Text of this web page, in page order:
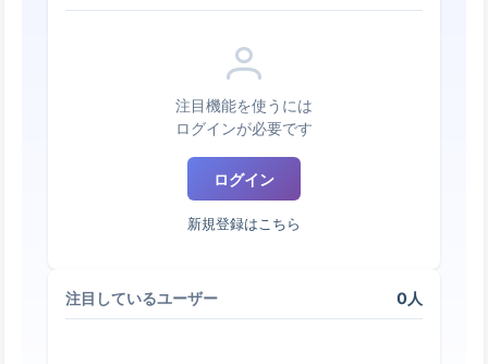
注目機能を使うには
ログインが必要です
ログイン
新規登録はこちら
注目しているユーザー 0人